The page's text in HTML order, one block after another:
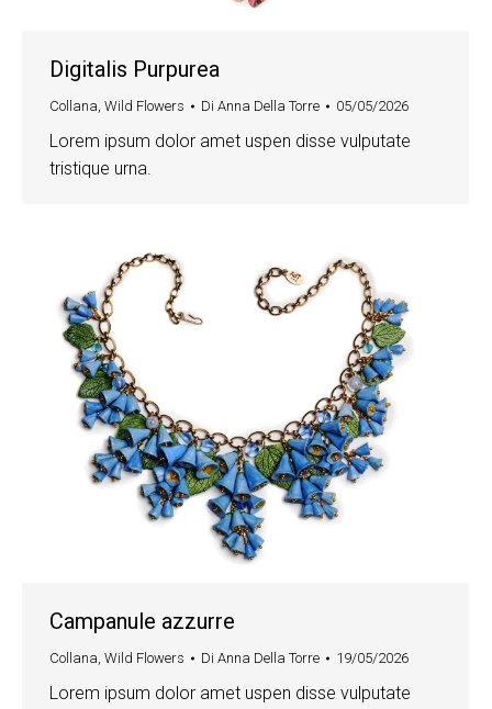
Digitalis Purpurea
Collana, Wild Flowers Di Anna Della Torre 05/05/2026
Lorem ipsum dolor amet uspen disse vulputate
tristique urna.
Campanule azzurre
Collana, Wild Flowers Di Anna Della Torre 19/05/2026
Lorem ipsum dolor amet uspen disse vulputate